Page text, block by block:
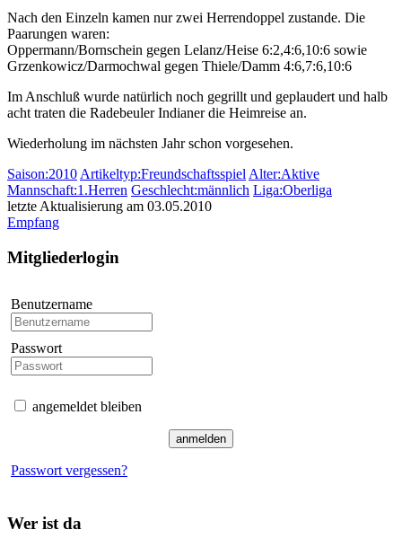
Nach den Einzeln kamen nur zwei Herrendoppel zustande. Die
Paarungen waren:
Oppermann/Bornschein gegen Lelanz/Heise 6:2,4:6,10:6 sowie
Grzenkowicz/Darmochwal gegen Thiele/Damm 4:6,7:6,10:6
Im Anschluß wurde natürlich noch gegrillt und geplaudert und halb
acht traten die Radebeuler Indianer die Heimreise an.
Wiederholung im nächsten Jahr schon vorgesehen.
Saison:2010 Artikeltyp:Freundschaftsspiel Alter:Aktive
Mannschaft:1.Herren Geschlecht:männlich Liga:Oberliga
letzte Aktualisierung am 03.05.2010
Empfang
Mitgliederlogin
Benutzername
Passwort
angemeldet bleiben
Passwort vergessen?
Wer ist da